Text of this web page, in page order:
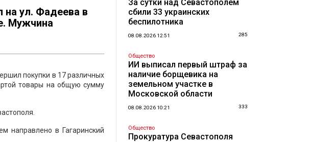
на ул. Фадеева в
Мужчина
покупки в 17 различных
товары на общую сумму
направлено в Гагаринский
За сутки над Севастополем
сбили 33 украинских
беспилотника
08.08.2026 12:51 285
Общество
ИИ выписал первый штраф за
наличие борщевика на
земельном участке в
Московской области
08.08.2026 10:21 333
Общество
Прокуратура Севастополя